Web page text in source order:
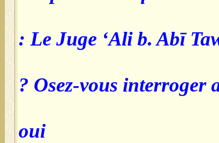
Le Juge ‘Ali b. Abī
Osez-vous interroger
oui